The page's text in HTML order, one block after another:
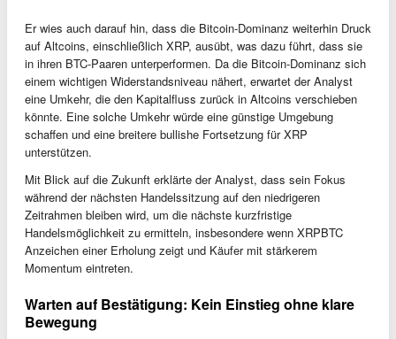
Er wies auch darauf hin, dass die Bitcoin-Dominanz weiterhin Druck
auf Altcoins, einschließlich XRP, ausübt, was dazu führt, dass sie
in ihren BTC-Paaren unterperformen. Da die Bitcoin-Dominanz sich
einem wichtigen Widerstandsniveau nähert, erwartet der Analyst
eine Umkehr, die den Kapitalfluss zurück in Altcoins verschieben
könnte. Eine solche Umkehr würde eine günstige Umgebung
schaffen und eine breitere bullishe Fortsetzung für XRP
unterstützen.
Mit Blick auf die Zukunft erklärte der Analyst, dass sein Fokus
während der nächsten Handelssitzung auf den niedrigeren
Zeitrahmen bleiben wird, um die nächste kurzfristige
Handelsmöglichkeit zu ermitteln, insbesondere wenn XRPBTC
Anzeichen einer Erholung zeigt und Käufer mit stärkerem
Momentum eintreten.
Warten auf Bestätigung: Kein Einstieg ohne klare
Bewegung